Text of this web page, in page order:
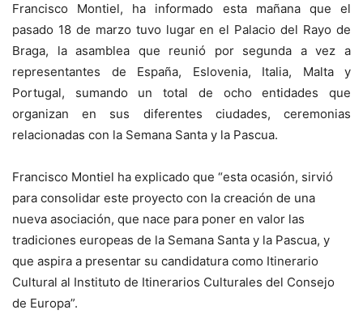
Francisco Montiel, ha informado esta mañana que el
pasado 18 de marzo tuvo lugar en el Palacio del Rayo de
Braga, la asamblea que reunió por segunda a vez a
representantes de España, Eslovenia, Italia, Malta y
Portugal, sumando un total de ocho entidades que
organizan en sus diferentes ciudades, ceremonias
relacionadas con la Semana Santa y la Pascua.
Francisco Montiel ha explicado que “esta ocasión, sirvió
para consolidar este proyecto con la creación de una
nueva asociación, que nace para poner en valor las
tradiciones europeas de la Semana Santa y la Pascua, y
que aspira a presentar su candidatura como Itinerario
Cultural al Instituto de Itinerarios Culturales del Consejo
de Europa”.